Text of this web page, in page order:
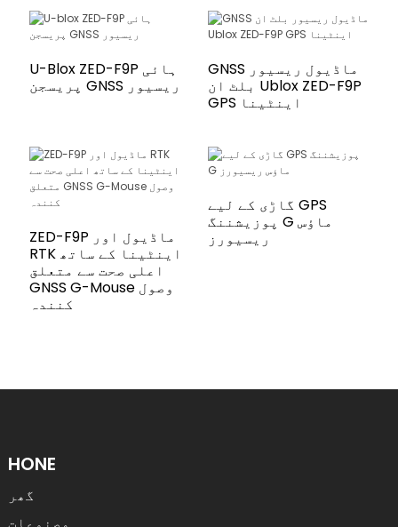
U-Blox ZED-F9P ہائی
پریسجن GNSS ریسیور
GNSS ماڈیول ریسیور
بلٹ ان Ublox ZED-F9P
GPS اینٹینا
ZED-F9P ماڈیول اور
RTK اینٹینا کے ساتھ
اعلی صحت سے متعلق
GNSS G-Mouse وصول
کنندہ
گاڑی کے لیے GPS
پوزیشننگ G ماؤس
ریسیورز
HONE
گھر